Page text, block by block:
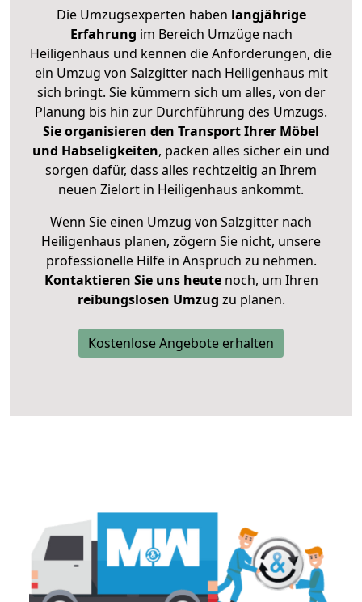
Die Umzugsexperten haben langjährige
Erfahrung im Bereich Umzüge nach
Heiligenhaus und kennen die Anforderungen, die
ein Umzug von Salzgitter nach Heiligenhaus mit
sich bringt. Sie kümmern sich um alles, von der
Planung bis hin zur Durchführung des Umzugs.
Sie organisieren den Transport Ihrer Möbel
und Habseligkeiten, packen alles sicher ein und
sorgen dafür, dass alles rechtzeitig an Ihrem
neuen Zielort in Heiligenhaus ankommt.
Wenn Sie einen Umzug von Salzgitter nach
Heiligenhaus planen, zögern Sie nicht, unsere
professionelle Hilfe in Anspruch zu nehmen.
Kontaktieren Sie uns heutenoch, um Ihren
reibungslosen Umzug zu planen.
Kostenlose Angebote erhalten